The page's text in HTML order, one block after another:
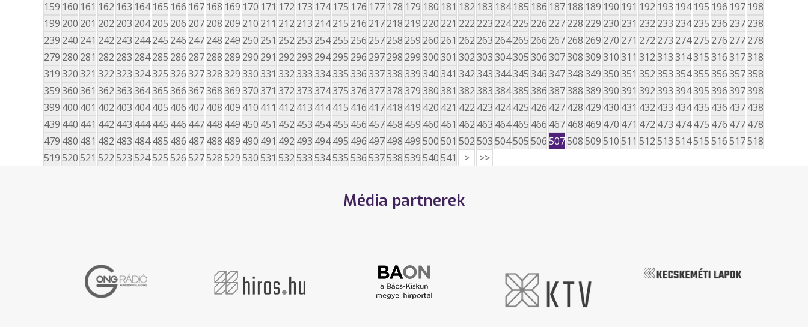
159 160 161 162 163 164 165 166 167 168 169 170 171 172 173 174 175 176 177 178 179 180 181 182 183 184 185 186 187 188 189 190 191 192 193 194 195 196 197 198
199 200 201 202 203 204205 206 207208 209 210 211 212 213 214215 216 217218 219 220 221 222 223 224225 226 227228 229 230 231 232 233 234235 236 237238
239 240 241 242 243 244245 246 247248 249 250 251 252 253 254255 256 257258 259 260 261 262 263 264265 266 267268 269 270 271 272 273 274275 276 277278
279 280 281 282 283 284285 286 287288 289 290 291 292 293 294295 296 297298 299300301 302303304305306307308309310311 312313314315316317318
319320321 322323324325326327328329330331 332333334335336337338339340341 342343344345346347348349350351 352353354355356357358
359360361 362363364365366367368369370371 372373374375376377378379380381 382383384385386387388389390391 392393394395396397398
399 400 401 402 403 404405 406 407408 409 410 411 412 413 414415 416 417418 419 420 421 422 423 424425 426 427428 429 430 431 432 433 434435 436 437438
439 440 441 442 443 444445 446 447448 449 450 451 452 453 454455 456 457458 459 460 461 462 463 464465 466 467468 469 470 471 472 473 474475 476 477478
479 480 481 482 483 484485 486 487488 489 490 491 492 493 494495 496 497498 499500501 502503504505506507508509510511 512513514515516517518
519520521 522523524525526527528529530531 532533534535536537538539540541 > >>
Média partnerek